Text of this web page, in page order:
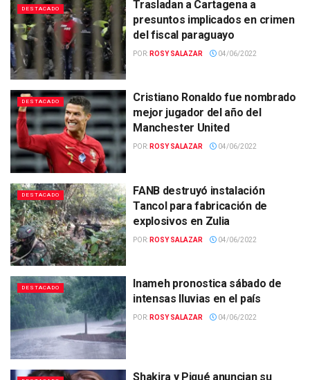
DESTACADO
Trasladan a Cartagena a
presuntos implicados en crimen
del fiscal paraguayo
POR: ROSY SALAZAR 04/06/2022
DESTACADO
Cristiano Ronaldo fue nombrado
mejor jugador del año del
Manchester United
POR: ROSY SALAZAR 04/06/2022
DESTACADO
FANB destruyó instalación
Tancol para fabricación de
explosivos en Zulia
POR: ROSY SALAZAR 04/06/2022
DESTACADO
Inameh pronostica sábado de
intensas lluvias en el país
POR: ROSY SALAZAR 04/06/2022
Shakira y Piqué anuncian su